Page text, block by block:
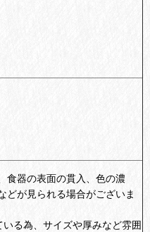
食器の表面の貫入、色の濃
どが見られる場合がございま
る為、サイズや厚みなど雰囲